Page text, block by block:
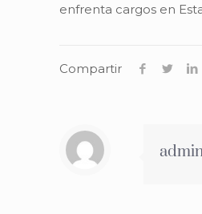
enfrenta cargos en
Compartir